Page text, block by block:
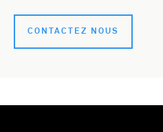
CONTACTEZ NOUS